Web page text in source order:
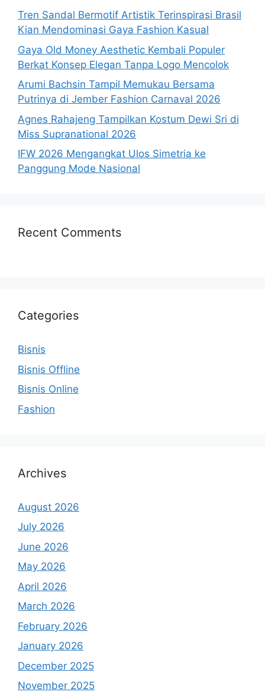
Tren Sandal Bermotif Artistik Terinspirasi Brasil
Kian Mendominasi Gaya Fashion Kasual
Gaya Old Money Aesthetic Kembali Populer
Berkat Konsep Elegan Tanpa Logo Mencolok
Arumi Bachsin Tampil Memukau Bersama
Putrinya di Jember Fashion Carnaval 2026
Agnes Rahajeng Tampilkan Kostum Dewi Sri di
Miss Supranational 2026
IFW 2026 Mengangkat Ulos Simetria ke
Panggung Mode Nasional
Recent Comments
Categories
Bisnis
Bisnis Offline
Bisnis Online
Fashion
Archives
August 2026
July 2026
June 2026
May 2026
April 2026
March 2026
February 2026
January 2026
December 2025
November 2025